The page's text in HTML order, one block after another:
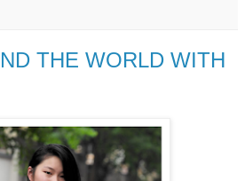
THE WORLD WITH